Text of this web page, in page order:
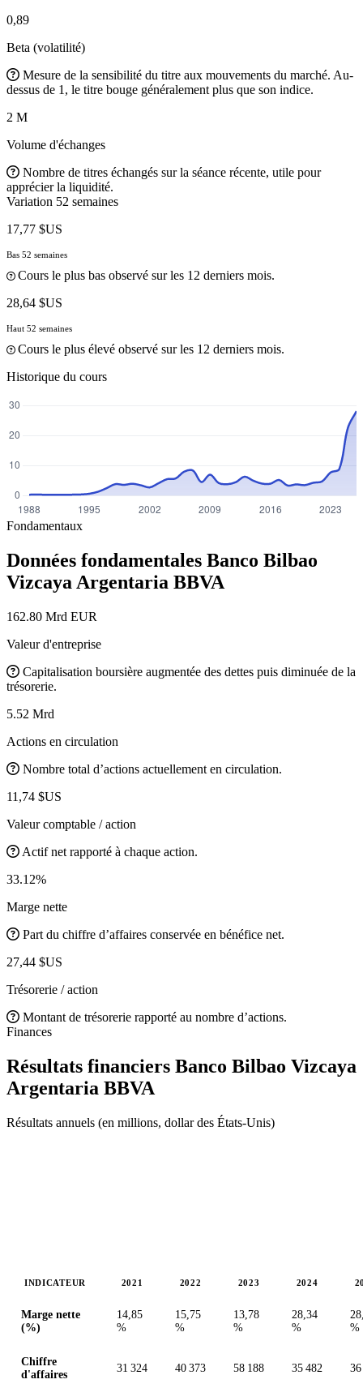
0,89
Beta (volatilité)
Mesure de la sensibilité du titre aux mouvements du marché. Au-
dessus de 1, le titre bouge généralement plus que son indice.
2 M
Volume d'échanges
Nombre de titres échangés sur la séance récente, utile pour
apprécier la liquidité.
Variation 52 semaines
17,77 $US
Bas 52 semaines
Cours le plus bas observé sur les 12 derniers mois.
28,64 $US
Haut 52 semaines
Cours le plus élevé observé sur les 12 derniers mois.
Historique du cours
Fondamentaux
Données fondamentales Banco Bilbao
Vizcaya Argentaria BBVA
162.80 Mrd EUR
Valeur d'entreprise
Capitalisation boursière augmentée des dettes puis diminuée de la
trésorerie.
5.52 Mrd
Actions en circulation
Nombre total d’actions actuellement en circulation.
11,74 $US
Valeur comptable / action
Actif net rapporté à chaque action.
33.12%
Marge nette
Part du chiffre d’affaires conservée en bénéfice net.
27,44 $US
Trésorerie / action
Montant de trésorerie rapporté au nombre d’actions.
Finances
Résultats financiers Banco Bilbao Vizcaya
Argentaria BBVA
Résultats annuels (en millions, dollar des États-Unis)
INDICATEUR 2021 2022 2023 2024
Marge nette
(%)
14,85
%
15,75
%
13,78
%
28,34
%
%
Chiffre
d'affaires
31 324 40 373 58 188 35 482